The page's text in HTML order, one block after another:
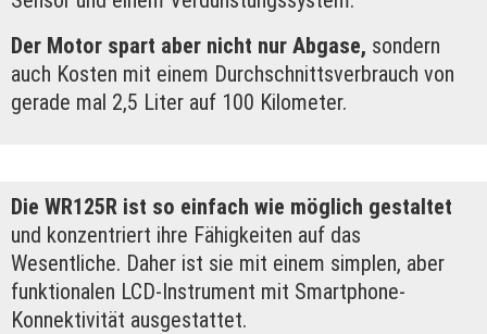
Der Motor spart aber nicht nur Abgase, sondern
auch Kosten mit einem Durchschnittsverbrauch von
gerade mal 2,5 Liter auf 100 Kilometer.
Die WR125R ist so einfach wie möglich gestaltet
und konzentriert ihre Fähigkeiten auf das
Wesentliche. Daher ist sie mit einem simplen, aber
funktionalen LCD-Instrument mit Smartphone-
Konnektivität ausgestattet.